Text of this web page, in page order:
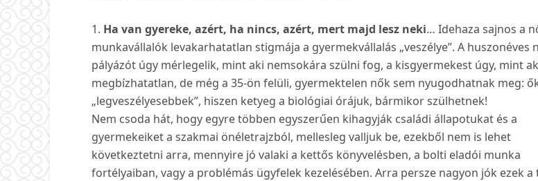
1. Ha van gyereke, azért, ha nincs, azért, mert majd lesz neki… Idehaza sajnos a
munkavállalók levakarhatatlan stigmája a gyermekvállalás „veszélye”. A huszonéves
pályázót úgy mérlegelik, mint aki nemsokára szülni fog, a kisgyermekest úgy, mint
megbízhatatlan, de még a 35-ön felüli, gyermektelen nők sem nyugodhatnak meg:
„legveszélyesebbek”, hiszen ketyeg a biológiai órájuk, bármikor szülhetnek!
Nem csoda hát, hogy egyre többen egyszerűen kihagyják családi állapotukat és a
gyermekeiket a szakmai önéletrajzból, mellesleg valljuk be, ezekből nem is lehet
következtetni arra, mennyire jó valaki a kettős könyvelésben, a bolti eladói munka
fortélyaiban, vagy a problémás ügyfelek kezelésében. Arra persze nagyon jók ezek a